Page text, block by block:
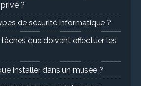
?
de sécurité informatique ?
que doivent effectuer les
installer dans un musée ?